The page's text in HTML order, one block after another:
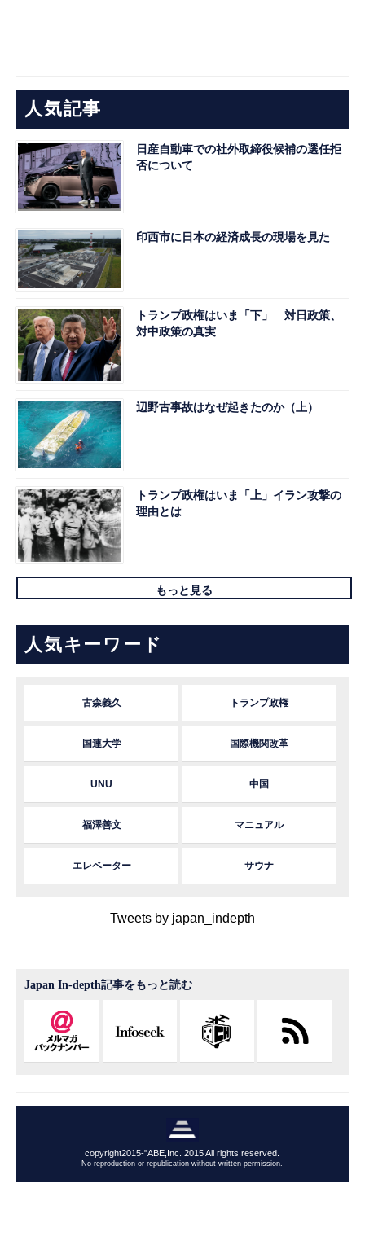
人気記事
日産自動車での社外取締役候補の選任拒
否について
印西市に日本の経済成長の現場を見た
トランプ政権はいま「下」 対日政策、
対中政策の真実
辺野古事故はなぜ起きたのか（上）
トランプ政権はいま「上」イラン攻撃の
理由とは
もっと見る
人気キーワード
古森義久 トランプ政権
国連大学 国際機関改革
UNU 中国
福澤善文 マニュアル
エレベーター サウナ
Tweets by japan_indepth
Japan In-depth記事をもっと読む
copyright2015-"ABE,Inc. 2015 All rights reserved.
No reproduction or republication without written permission.